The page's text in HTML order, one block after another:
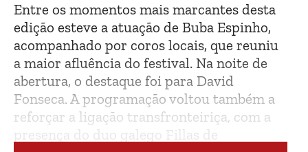
Entre os momentos mais marcantes desta
edição esteve a atuação de Buba Espinho,
acompanhado por coros locais, que reuniu
a maior afluência do festival. Na noite de
abertura, o destaque foi para David
Fonseca. A programação voltou também a
reforçar a ligação transfronteiriça, com a
presença do duo galego Fillas de